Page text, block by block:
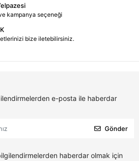
kampanya seçeneği
bize iletebilirsiniz.
e-posta ile haberdar
Gönder
haberdar olmak için